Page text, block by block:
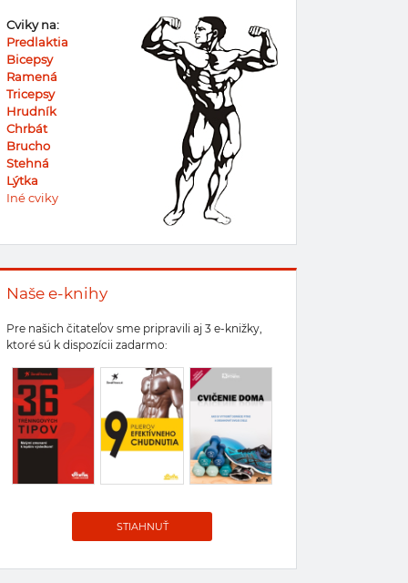
Cviky na:
Predlaktia
Bicepsy
Ramená
Tricepsy
Hrudník
Chrbát
Brucho
Stehná
Lýtka
Iné cviky
Naše e-knihy
Pre našich čitateľov sme pripravili aj 3 e-knižky,
ktoré sú k dispozícii zadarmo:
STIAHNUŤ